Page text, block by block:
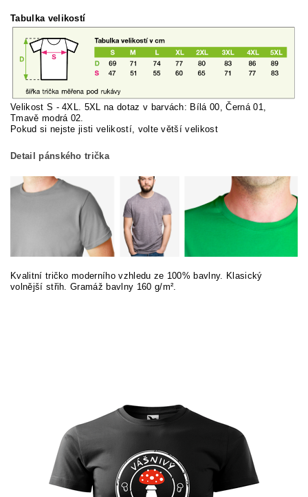
Tabulka velikostí
Velikost S - 4XL. 5XL na dotaz v barvách: Bílá 00, Černá 01,
Tmavě modrá 02.
Pokud si nejste jisti velikostí, volte větší velikost
Detail pánského trička
Kvalitní tričko moderního vzhledu ze 100% bavlny. Klasický
volnější střih. Gramáž bavlny 160 g/m².